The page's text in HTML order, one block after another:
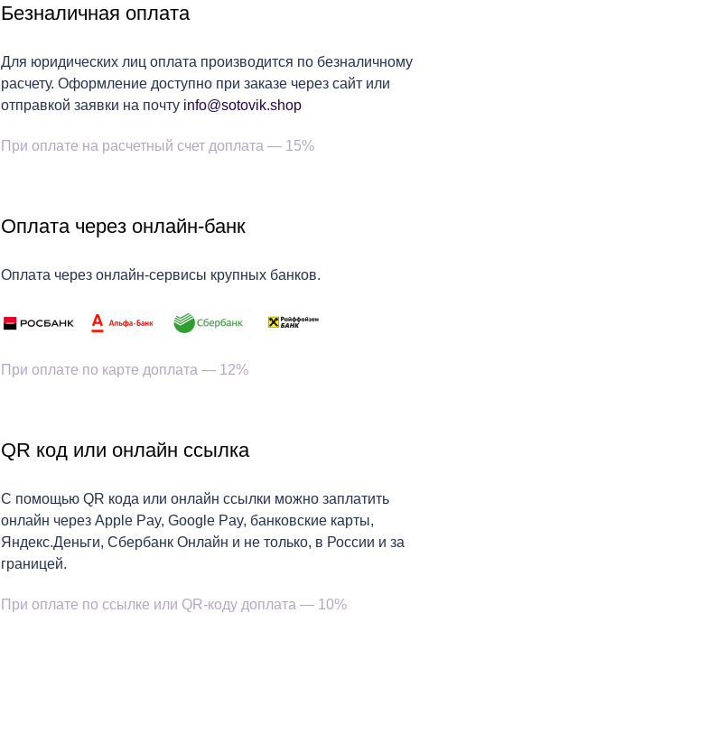
Безналичная оплата
Для юридических лиц оплата производится по безналичному
расчету. Оформление доступно при заказе через сайт или
отправкой заявки на почту info@sotovik.shop
При оплате на расчетный счет доплата — 15%
Оплата через онлайн-банк
Оплата через онлайн-сервисы крупных банков.
При оплате по карте доплата — 12%
QR код или онлайн ссылка
С помощью QR кода или онлайн ссылки можно заплатить
онлайн через Apple Pay, Google Pay, банковские карты,
Яндекс.Деньги, Сбербанк Онлайн и не только, в России и за
границей.
При оплате по ссылке или QR-коду доплата — 10%